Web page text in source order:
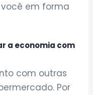
em forma
a economia com
com outras
Por